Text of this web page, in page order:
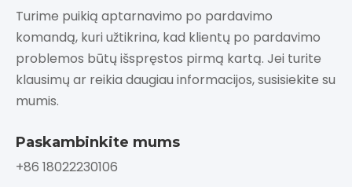
Turime puikią aptarnavimo po pardavimo
komandą, kuri užtikrina, kad klientų po pardavimo
problemos būtų išspręstos pirmą kartą. Jei turite
klausimų ar reikia daugiau informacijos, susisiekite su
mumis.
Paskambinkite mums
+86 18022230106